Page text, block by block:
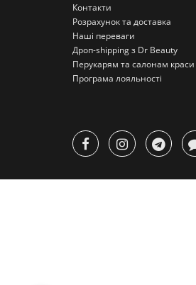
Контакти
Розрахунок та доставка
Наші переваги
Дроп-shipping з Dr Beauty
Перукарям та салонам краси
Програма лояльності